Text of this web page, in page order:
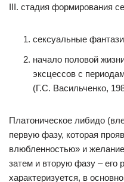
стадия формирования
сексуальные
начало половой
эксцессов с
(Г.С. Васильченко,
Платоническое либидо
первую фазу, которая
влюбленностью» и
затем и вторую фазу – его
характеризуется, в